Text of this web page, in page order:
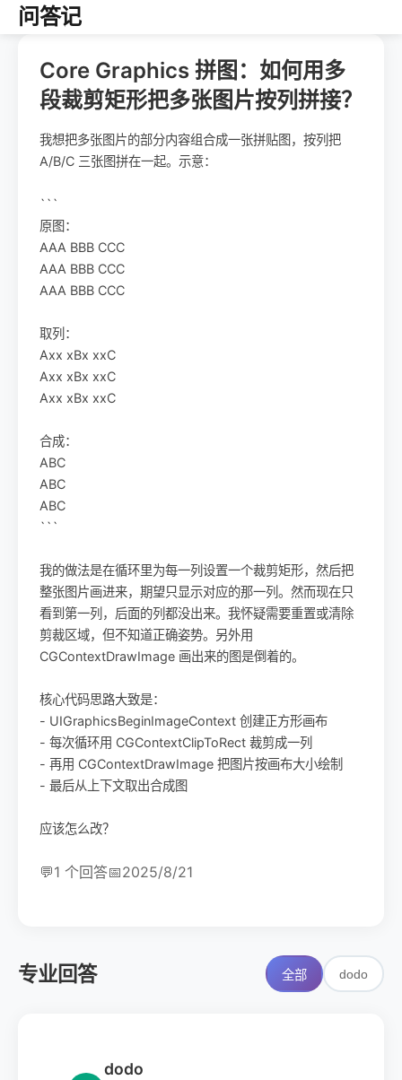
问答记
Core Graphics 拼图：如何用多
段裁剪矩形把多张图片按列拼接？
我想把多张图片的部分内容组合成一张拼贴图，按列把
A/B/C 三张图拼在一起。示意：
```
原图：
AAA BBB CCC
AAA BBB CCC
AAA BBB CCC
取列：
Axx xBx xxC
Axx xBx xxC
Axx xBx xxC
合成：
ABC
ABC
ABC
```
我的做法是在循环里为每一列设置一个裁剪矩形，然后把
整张图片画进来，期望只显示对应的那一列。然而现在只
看到第一列，后面的列都没出来。我怀疑需要重置或清除
剪裁区域，但不知道正确姿势。另外用
CGContextDrawImage 画出来的图是倒着的。
核心代码思路大致是：
- UIGraphicsBeginImageContext 创建正方形画布
- 每次循环用 CGContextClipToRect 裁剪成一列
- 再用 CGContextDrawImage 把图片按画布大小绘制
- 最后从上下文取出合成图
应该怎么改？
💬1 个回答📅2025/8/21
专业回答 全部 dodo
dodo